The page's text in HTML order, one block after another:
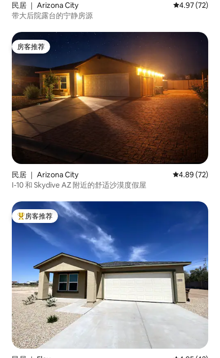
民居 ｜ Arizona City 平均评分
4.97 (72)
带大后院露台的宁静房源
房客推荐
房客推荐
民居 ｜ Arizona City 平均评分
4.89 (72)
I-10 和 Skydive AZ 附近的舒适沙漠度假屋
热门「房客推荐」
房客推荐